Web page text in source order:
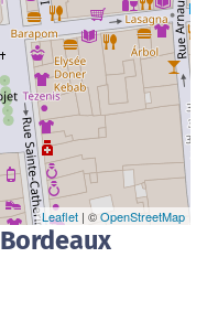
Leaflet | ©OpenStreetMap